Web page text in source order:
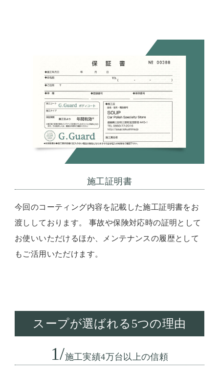
施工証明書
今回のコーティング内容を記載した施工証明書をお
渡ししております。 事故や保険対応時の証明として
お使いいただけるほか、メンテナンスの履歴として
もご活用いただけます。
スープが選ばれる5つの理由
1/施工実績4万台以上の信頼